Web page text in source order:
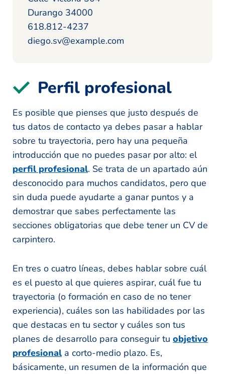
Durango 34000
618.812-4237
diego.sv@example.com
Perfil profesional
Es posible que pienses que justo después de
tus datos de contacto ya debes pasar a hablar
sobre tu trayectoria, pero hay una pequeña
introducción que no puedes pasar por alto: el
perfil profesional. Se trata de un apartado aún
desconocido para muchos candidatos, pero que
sin duda puede ayudarte a ganar puntos y a
demostrar que sabes perfectamente las
secciones obligatorias que debe tener un CV de
carpintero.
En tres o cuatro líneas, debes hablar sobre cuál
es el puesto al que quieres aspirar, cuál fue tu
trayectoria (o formación en caso de no tener
experiencia), cuáles son las habilidades por las
que destacas en tu sector y cuáles son tus
planes de desarrollo para conseguir tu objetivo
profesional a corto-medio plazo. Es,
básicamente, un resumen de la información que